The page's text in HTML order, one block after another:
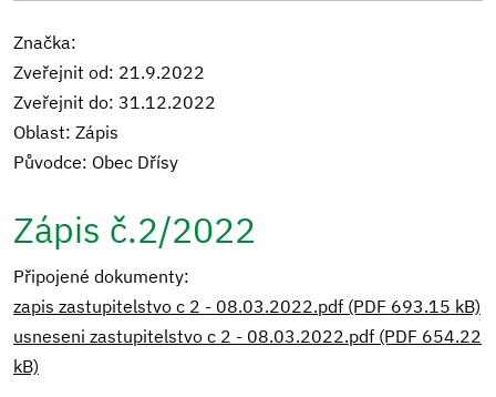
Značka:
Zveřejnit od: 21.9.2022
Zveřejnit do: 31.12.2022
Oblast: Zápis
Původce: Obec Dřísy
Zápis č.2/2022
Připojené dokumenty:
zapis zastupitelstvo c 2 - 08.03.2022.pdf (PDF 693.15 kB)
usneseni zastupitelstvo c 2 - 08.03.2022.pdf (PDF 654.22
kB)